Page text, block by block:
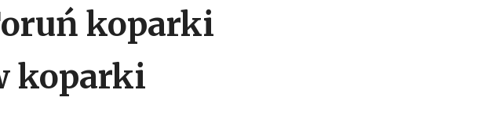
koparki
koparki